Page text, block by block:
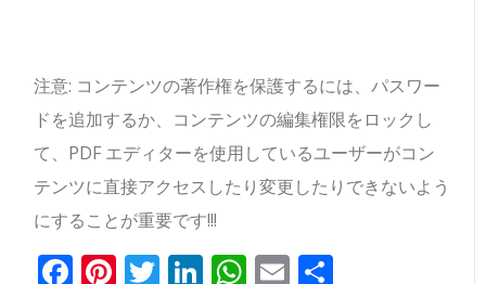
注意: コンテンツの著作権を保護するには、パスワー
ドを追加するか、コンテンツの編集権限をロックし
て、PDF エディターを使用しているユーザーがコン
テンツに直接アクセスしたり変更したりできないよう
にすることが重要です!!!
Facebook
Pinterest
Twitter
LinkedIn
WhatsApp
Email